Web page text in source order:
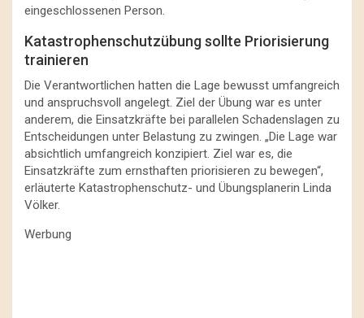
eingeschlossenen Person.
Katastrophenschutzübung sollte Priorisierung
trainieren
Die Verantwortlichen hatten die Lage bewusst umfangreich
und anspruchsvoll angelegt. Ziel der Übung war es unter
anderem, die Einsatzkräfte bei parallelen Schadenslagen zu
Entscheidungen unter Belastung zu zwingen. „Die Lage war
absichtlich umfangreich konzipiert. Ziel war es, die
Einsatzkräfte zum ernsthaften priorisieren zu bewegen“,
erläuterte Katastrophenschutz- und Übungsplanerin Linda
Völker.
Werbung